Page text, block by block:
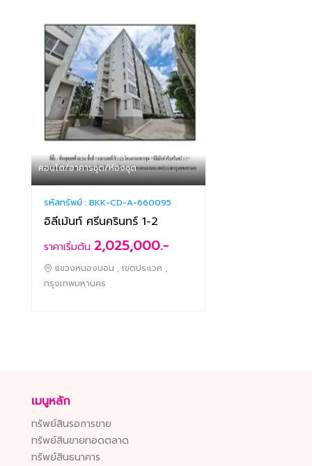
คอนโด/อาคารชุด/ห้องชุด
รหัสทรัพย์ : BKK-CD-A-660095
อิลีเม้นท์ ศรีนครินทร์ 1-2
ราคาเริ่มต้น 2,025,000.-
แขวงหนองบอน , เขตประเวศ ,
กรุงเทพมหานคร
เมนูหลัก
ทรัพย์สินรอการขาย
ทรัพย์สินขายทอดตลาด
ทรัพย์สินธนาคาร